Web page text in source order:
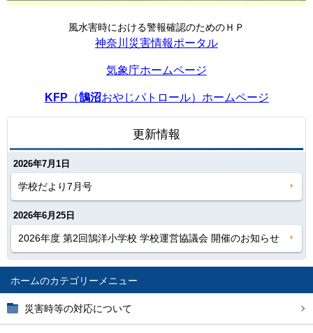
ホーム
災害時等の対応について
風水害時における警報確認のためのＨＰ
神奈川災害情報ポータル
気象庁ホームページ
KFP （鵠沼おやじパトロール）ホームページ
更新情報
2026年7月1日
学校だより7月号
2026年6月25日
2026年度 第2回鵠洋小学校 学校運営協議会 開催のお知らせ